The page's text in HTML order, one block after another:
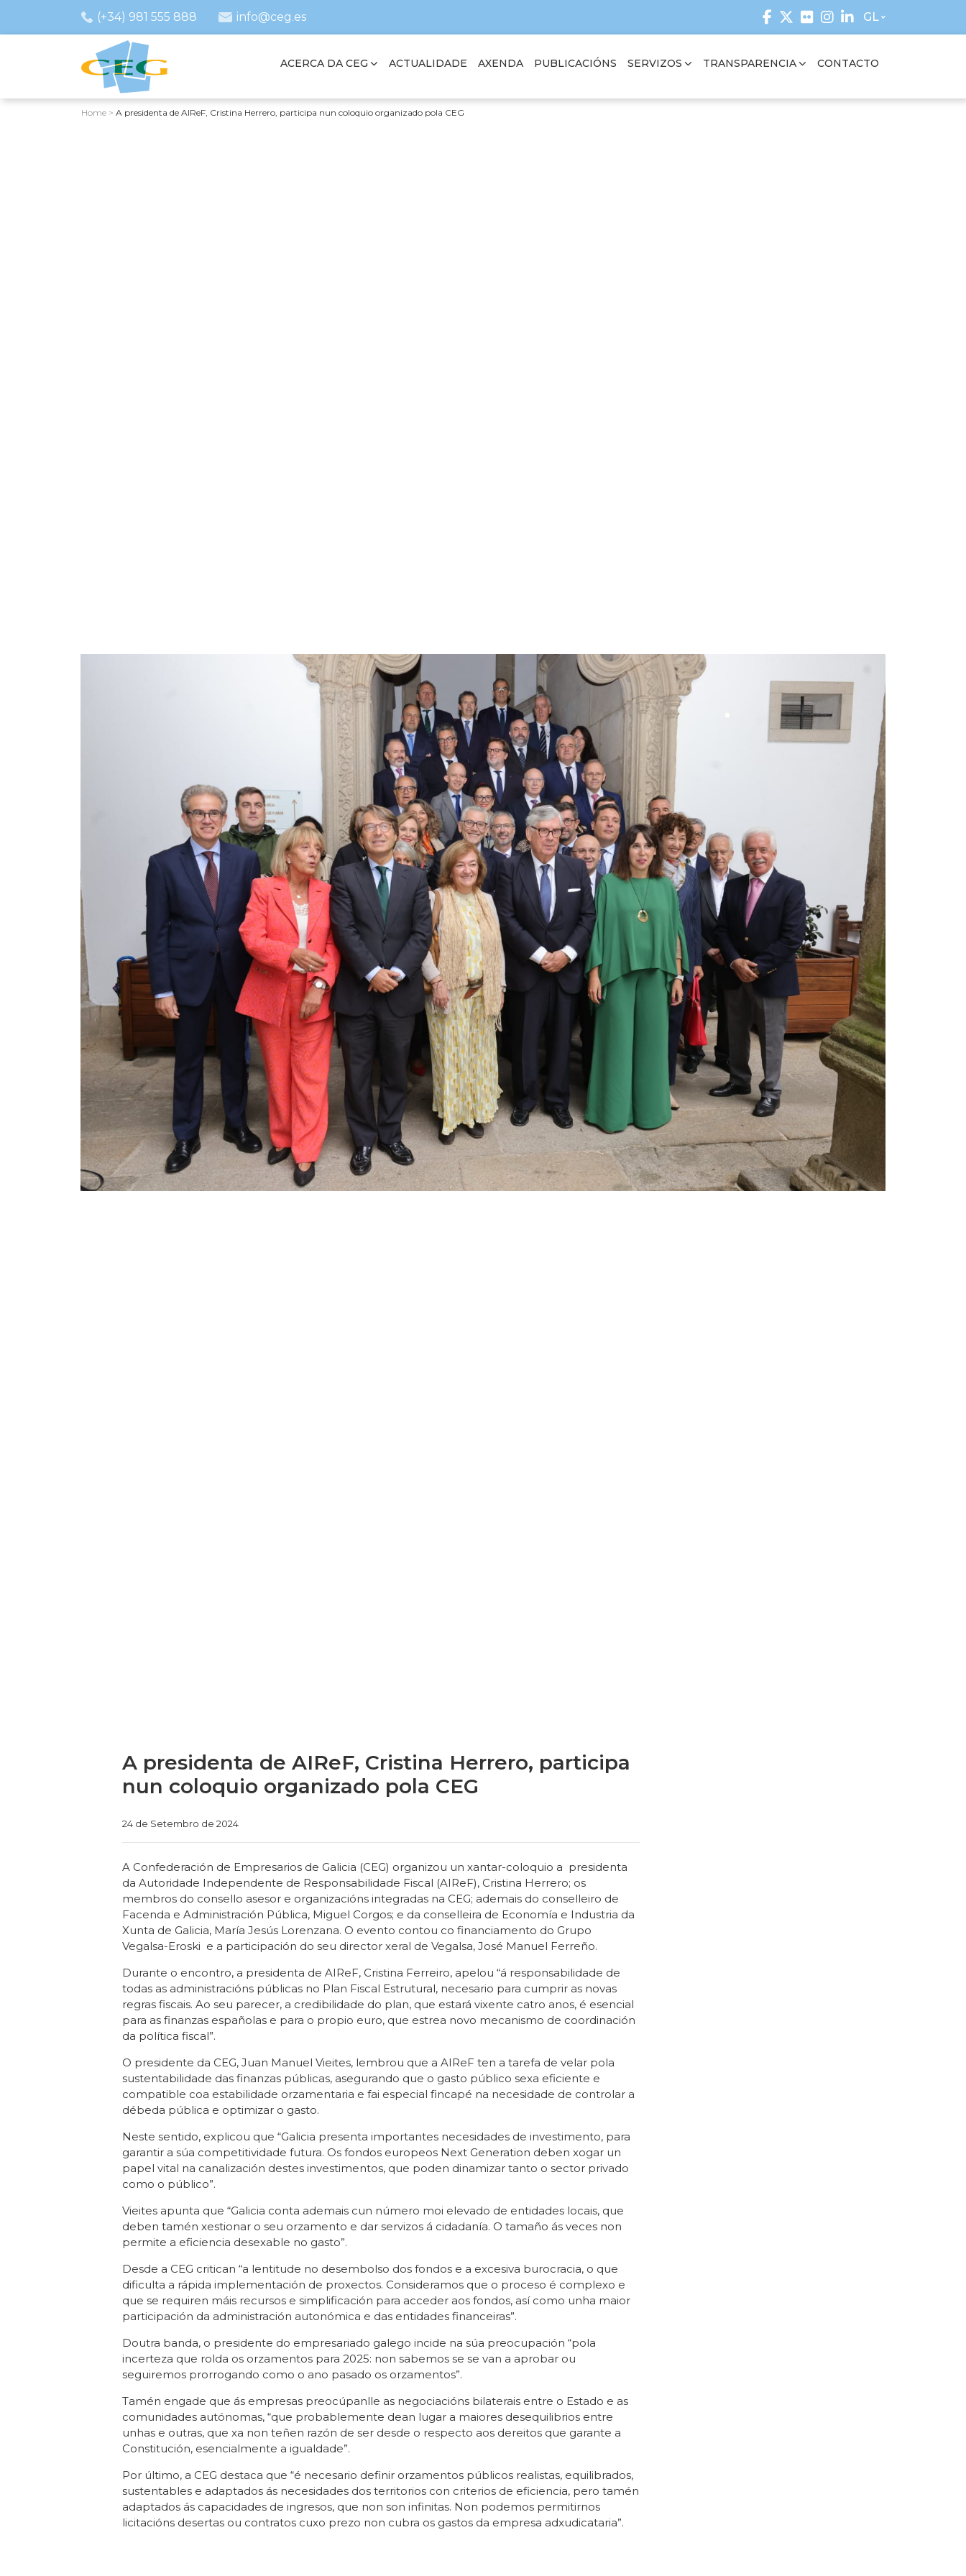
(+34) 981 555 888 info@ceg.es GL
ACERCA DA CEG ACTUALIDADE AXENDA PUBLICACIÓNS SERVIZOS TRANSPARENCIA CONTACTO
Home >A presidenta de AIReF, Cristina Herrero, participa nun coloquio organizado pola CEG
A presidenta de AIReF, Cristina Herrero, participa
nun coloquio organizado pola CEG
24 de Setembro de 2024Categories
A Confederación de Empresarios de Galicia (CEG) organizou un xantar-coloquio a presidenta
da Autoridade Independente de Responsabilidade Fiscal (AIReF), Cristina Herrero; os
membros do consello asesor e organizacións integradas na CEG; ademais do conselleiro de
Facenda e Administración Pública, Miguel Corgos; e da conselleira de Economía e Industria da
Xunta de Galicia, María Jesús Lorenzana. O evento contou co financiamento do Grupo
Vegalsa-Eroski e a participación do seu director xeral de Vegalsa, José Manuel Ferreño.
Durante o encontro, a presidenta de AIReF, Cristina Ferreiro, apelou “á responsabilidade de
todas as administracións públicas no Plan Fiscal Estrutural, necesario para cumprir as novas
regras fiscais. Ao seu parecer, a credibilidade do plan, que estará vixente catro anos, é esencial
para as finanzas españolas e para o propio euro, que estrea novo mecanismo de coordinación
da política fiscal”.
O presidente da CEG, Juan Manuel Vieites, lembrou que a AIReF ten a tarefa de velar pola
sustentabilidade das finanzas públicas, asegurando que o gasto público sexa eficiente e
compatible coa estabilidade orzamentaria e fai especial fincapé na necesidade de controlar a
débeda pública e optimizar o gasto.
Neste sentido, explicou que “Galicia presenta importantes necesidades de investimento, para
garantir a súa competitividade futura. Os fondos europeos Next Generation deben xogar un
papel vital na canalización destes investimentos, que poden dinamizar tanto o sector privado
como o público”.
Vieites apunta que “Galicia conta ademais cun número moi elevado de entidades locais, que
deben tamén xestionar o seu orzamento e dar servizos á cidadanía. O tamaño ás veces non
permite a eficiencia desexable no gasto”.
Desde a CEG critican “a lentitude no desembolso dos fondos e a excesiva burocracia, o que
dificulta a rápida implementación de proxectos. Consideramos que o proceso é complexo e
que se requiren máis recursos e simplificación para acceder aos fondos, así como unha maior
participación da administración autonómica e das entidades financeiras”.
Doutra banda, o presidente do empresariado galego incide na súa preocupación “pola
incerteza que rolda os orzamentos para 2025: non sabemos se se van a aprobar ou
seguiremos prorrogando como o ano pasado os orzamentos”.
Tamén engade que ás empresas preocúpanlle as negociacións bilaterais entre o Estado e as
comunidades autónomas, “que probablemente dean lugar a maiores desequilibrios entre
unhas e outras, que xa non teñen razón de ser desde o respecto aos dereitos que garante a
Constitución, esencialmente a igualdade”.
Por último, a CEG destaca que “é necesario definir orzamentos públicos realistas, equilibrados,
sustentables e adaptados ás necesidades dos territorios con criterios de eficiencia, pero tamén
adaptados ás capacidades de ingresos, que non son infinitas. Non podemos permitirnos
licitacións desertas ou contratos cuxo prezo non cubra os gastos da empresa adxudicataria”.